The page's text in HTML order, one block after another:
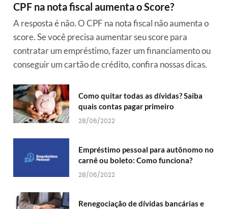
CPF na nota fiscal aumenta o Score?
A resposta é não. O CPF na nota fiscal não aumenta o
score. Se você precisa aumentar seu score para
contratar um empréstimo, fazer um financiamento ou
conseguir um cartão de crédito, confira nossas dicas.
Como quitar todas as dívidas? Saiba
quais contas pagar primeiro
28/06/2022
Empréstimo pessoal para autônomo no
carnê ou boleto: Como funciona?
28/06/2022
Renegociação de dívidas bancárias e